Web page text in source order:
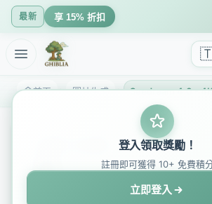
最新 享 15% 折扣
首頁 圖片生成
Seedream 4.0
登入領取獎勵！
註冊即可獲得 10+ 免費積
立即登入